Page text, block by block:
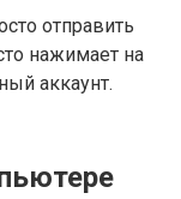
отправить
нажимает на
аккаунт.